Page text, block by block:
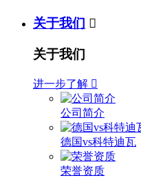
关于我们 
关于我们
进一步了解 
公司简介
德国vs科特迪瓦
荣誉资质